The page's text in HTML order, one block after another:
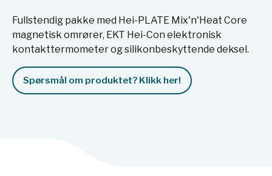
Fullstendig pakke med Hei-PLATE Mix'n'Heat Core
magnetisk omrører, EKT Hei-Con elektronisk
kontakttermometer og silikonbeskyttende deksel.
Spørsmål om produktet? Klikk her!